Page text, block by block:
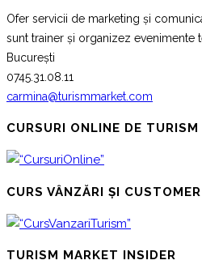
Ofer servicii de marketing și
sunt trainer și organizez evenimente
București
0745.31.08.11
carmina@turismmarket.com
CURSURI ONLINE DE TURISM
CURS VÂNZĂRI ȘI
TURISM MARKET INSIDER